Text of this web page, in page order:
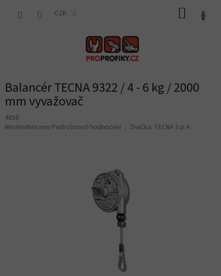
CZK
Balancér TECNA 9322 / 4 - 6 kg / 2000
mm vyvažovač
4856
Průměrné
Neohodnoceno Podrobnosti hodnocení Značka: TECNA S.p.A